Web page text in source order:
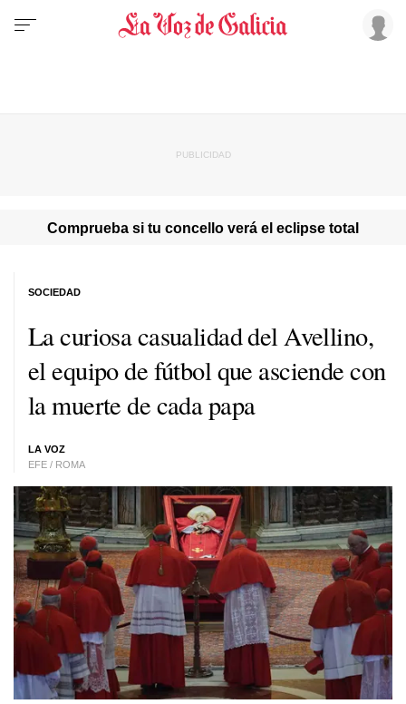
Comprueba si tu concello verá el eclipse total
La curiosa casualidad del Avellino,
el equipo de fútbol que asciende con
la muerte de cada papa
LA VOZ
EFE / ROMA
SOCIEDAD